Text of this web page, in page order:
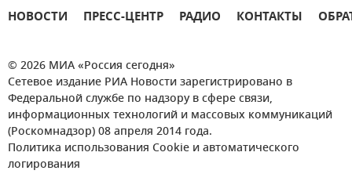
НОВОСТИ ПРЕСС-ЦЕНТР РАДИО КОНТАКТЫ
© 2026 МИА «Россия сегодня»
Сетевое издание РИА Новости зарегистрировано в
Федеральной службе по надзору в сфере связи,
информационных технологий и массовых коммуникаций
(Роскомнадзор) 08 апреля 2014 года.
Политика использования Cookie и автоматического
логирования